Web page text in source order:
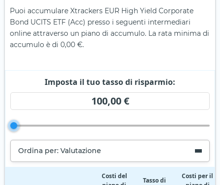
Puoi accumulare Xtrackers EUR High Yield Corporate
Bond UCITS ETF (Acc) presso i seguenti intermediari
online attraverso un piano di accumulo. La rata minima di
accumulo è di 0,00 €.
Imposta il tuo tasso di risparmio:
100,00 €
Ordina per: Valutazione
Costi del
Tasso di
Costi per il